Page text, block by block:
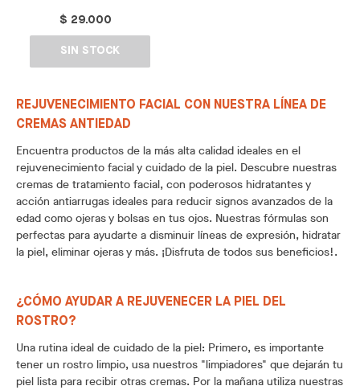
$ 29.000
SIN STOCK
REJUVENECIMIENTO FACIAL CON NUESTRA LÍNEA DE
CREMAS ANTIEDAD
Encuentra productos de la más alta calidad ideales en el
rejuvenecimiento facial y cuidado de la piel. Descubre nuestras
cremas de tratamiento facial, con poderosos hidratantes y
acción antiarrugas ideales para reducir signos avanzados de la
edad como ojeras y bolsas en tus ojos. Nuestras fórmulas son
perfectas para ayudarte a disminuir líneas de expresión, hidratar
la piel, eliminar ojeras y más. ¡Disfruta de todos sus beneficios!.
¿CÓMO AYUDAR A REJUVENECER LA PIEL DEL
ROSTRO?
Una rutina ideal de cuidado de la piel: Primero, es importante
tener un rostro limpio, usa nuestros "limpiadores" que dejarán tu
piel lista para recibir otras cremas. Por la mañana utiliza nuestras